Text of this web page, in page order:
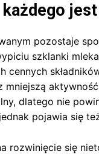
pozostaje
szklanki
cennych
dlatego nie
pojawia się
rozwinięcie się